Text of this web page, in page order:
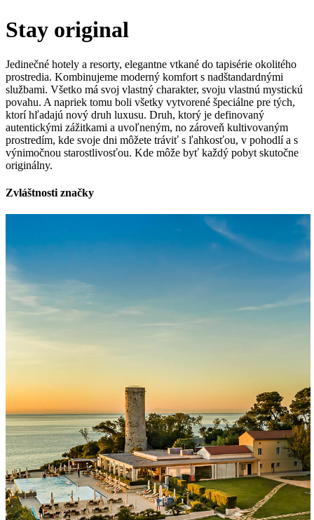
Stay original
Jedinečné hotely a resorty, elegantne vtkané do tapisérie okolitého
prostredia. Kombinujeme moderný komfort s nadštandardnými
službami. Všetko má svoj vlastný charakter, svoju vlastnú mystickú
povahu. A napriek tomu boli všetky vytvorené špeciálne pre tých,
ktorí hľadajú nový druh luxusu. Druh, ktorý je definovaný
autentickými zážitkami a uvoľneným, no zároveň kultivovaným
prostredím, kde svoje dni môžete tráviť s ľahkosťou, v pohodlí a s
výnimočnou starostlivosťou. Kde môže byť každý pobyt skutočne
originálny.
Zvláštnosti značky